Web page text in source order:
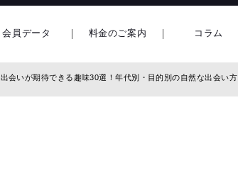
会員データ 料金のご案内 コラム
出会いが期待できる趣味30選！年代別・目的別の自然な出会い方